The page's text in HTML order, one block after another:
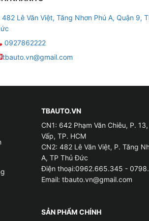
Bảo vệ người dùng, làm bằng
482 Lê Văn Việt, Tăng Nhơn Phú A, Quận 9,
0927862222
tbauto.vn@gmail.com
TBAUTO.VN
CN1: 642 Phạm Văn Chiêu, P. 13,
Vấp, TP. HCM
CN2: 482 Lê Văn Việt, P. Tăng
A, TP Thủ Đức
Điện thoại:0962.665.345 -
Email: tbauto.vn@gmail.com
SẢN PHẨM CHÍNH